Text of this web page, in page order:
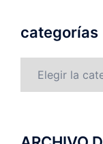
categorías